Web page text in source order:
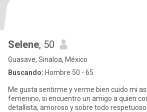
Selene, 50
Guasave, Sinaloa, México
Buscando: Hombre 50 - 65
Me gusta sentirme y verme bien cuido mi aspecto físico y
femenino, si encuentro un amigo a quien
detallista, amoroso y sobre todo